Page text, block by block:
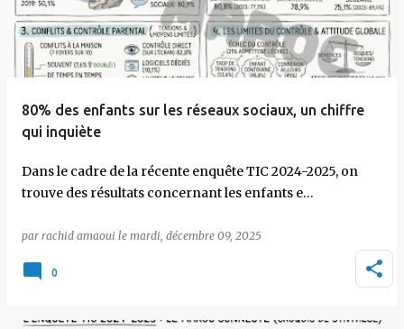
80% des enfants sur les réseaux sociaux, un chiffre
qui inquiète
Dans le cadre de la récente enquête TIC 2024-2025, on
trouve des résultats concernant les enfants e…
par rachid amaoui le mardi, décembre 09, 2025
0